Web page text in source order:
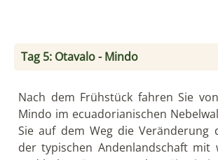
Tag 5: Otavalo - Mindo
Nach dem Frühstück fahren Sie
Mindo im ecuadorianischen
Sie auf dem Weg die Veränderung
der typischen Andenlandschaft mit